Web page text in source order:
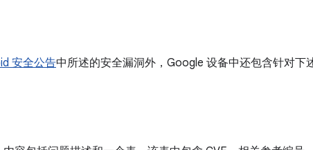
安全公告中所述的安全漏洞外，Google 设备中还包含针对下